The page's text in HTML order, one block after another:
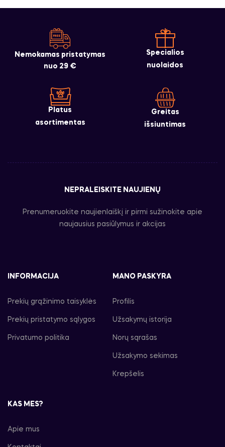
Nemokamas pristatymas
nuo 29 €
Specialios
nuolaidos
Platus
asortimentas
Greitas
išsiuntimas
NEPRALEISKITE NAUJIENŲ
Prenumeruokite naujienlaiškį ir pirmi sužinokite apie
naujausius pasiūlymus ir akcijas
INFORMACIJA
Prekių grąžinimo taisyklės
Prekių pristatymo sąlygos
Privatumo politika
MANO PASKYRA
Profilis
Užsakymų istorija
Norų sąrašas
Užsakymo sekimas
Krepšelis
KAS MES?
Apie mus